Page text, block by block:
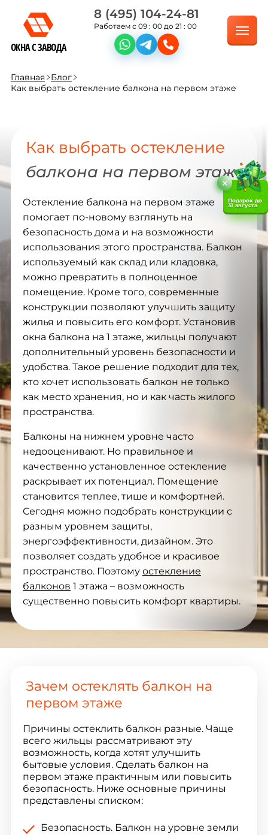
ОКНА С ЗАВОДА
8 (495) 104-24-81
Работаем с 09 : 00 до 21 : 00
Главная
Блог
Как выбрать остекление балкона на первом этаже
Как выбрать остекление
балкона на первом этаже
Остекление балкона на первом этаже
помогает по-новому взглянуть на
безопасность дома и на возможности
использования этого пространства. Балкон
используемый как склад или кладовка,
можно превратить в полноценное
помещение. Кроме того, современные
конструкции позволяют улучшить защиту
жилья и повысить его комфорт. Установив
окна балкона на 1 этаже, жильцы получают
дополнительный уровень безопасности и
удобства. Такое решение подходит для тех,
кто хочет использовать балкон не только
как место хранения, но и как часть жилого
пространства.
Балконы на нижнем уровне часто
недооценивают. Но правильное и
качественно установленное остекление
раскрывает их потенциал. Помещение
становится теплее, тише и комфортней.
Сегодня можно подобрать конструкции с
разным уровнем защиты,
энергоэффективности, дизайном. Это
позволяет создать удобное и красивое
пространство. Поэтому остекление
балконов 1 этажа – возможность
существенно повысить комфорт квартиры.
Зачем остеклять балкон на
первом этаже
Причины остеклить балкон разные. Чаще
всего жильцы рассматривают эту
возможность, когда хотят улучшить
бытовые условия. Сделать балкон на
первом этаже практичным или повысить
безопасность. Ниже основные причины
представлены списком:
Безопасность. Балкон на уровне земли
Подарок до
31 августа